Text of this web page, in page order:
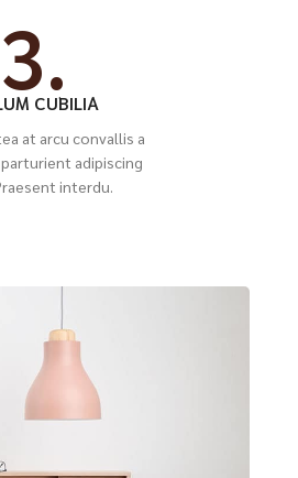
CUBILIA
at arcu convallis a
adipiscing
interdu.